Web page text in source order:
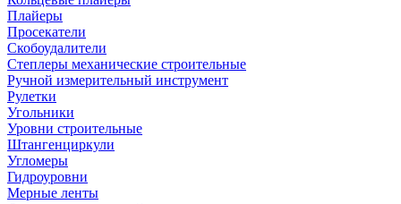
Плайеры
Просекатели
Скобоудалители
Степлеры механические строительные
Ручной измерительный инструмент
Рулетки
Угольники
Уровни строительные
Штангенциркули
Угломеры
Гидроуровни
Мерные ленты